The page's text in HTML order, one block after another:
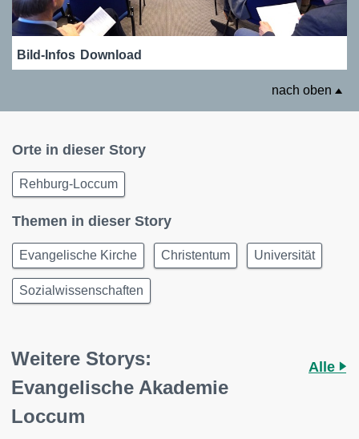
Bild-Infos Download
nach oben
Orte in dieser Story
Rehburg-Loccum
Themen in dieser Story
Evangelische Kirche Christentum Universität
Sozialwissenschaften
Weitere Storys:
Evangelische Akademie
Loccum
Alle